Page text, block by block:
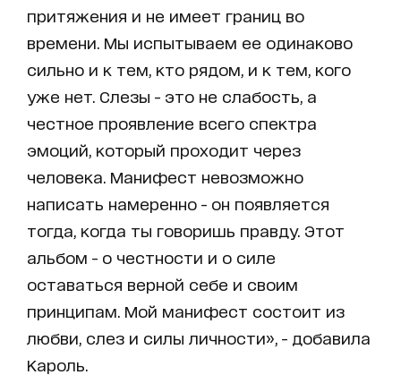
притяжения и не имеет границ во
времени. Мы испытываем ее одинаково
сильно и к тем, кто рядом, и к тем, кого
уже нет. Слезы - это не слабость, а
честное проявление всего спектра
эмоций, который проходит через
человека. Манифест невозможно
написать намеренно - он появляется
тогда, когда ты говоришь правду. Этот
альбом - о честности и о силе
оставаться верной себе и своим
принципам. Мой манифест состоит из
любви, слез и силы личности», - добавила
Кароль.